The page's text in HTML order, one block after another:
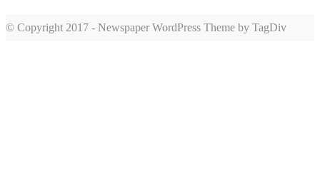
© Copyright 2017 - Newspaper WordPress Theme by TagDiv